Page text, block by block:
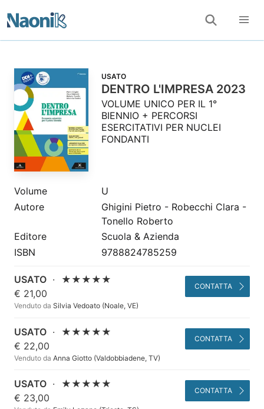
USATO
DENTRO L'IMPRESA 2023
VOLUME UNICO PER IL 1°
BIENNIO + PERCORSI
ESERCITATIVI PER NUCLEI
FONDANTI
Volume
U
Autore
Ghigini Pietro - Robecchi Clara -
Tonello Roberto
Editore
Scuola & Azienda
ISBN
9788824785259
USATO ·
★★★★★
€ 21,00
Venduto da Silvia Vedoato (Noale, VE)
CONTATTA
USATO ·
★★★★★
€ 22,00
Venduto da Anna Giotto (Valdobbiadene, TV)
CONTATTA
USATO ·
★★★★★
€ 23,00
CONTATTA